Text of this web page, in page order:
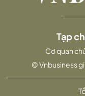
Tạp
Cơ quan
© Vnbusiness